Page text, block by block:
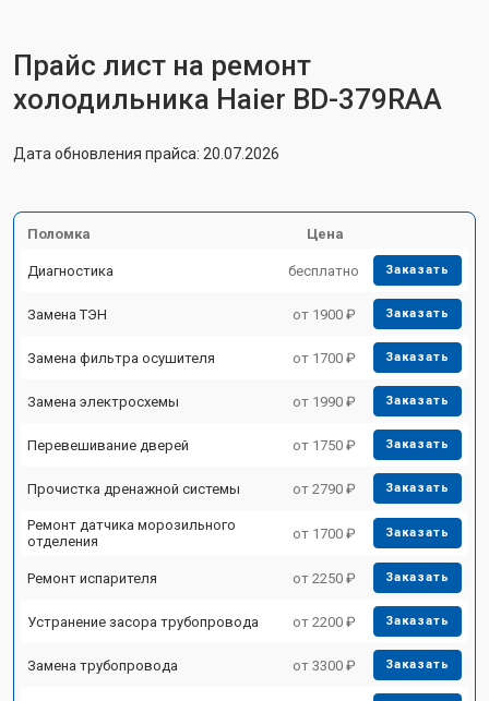
Прайс лист на ремонт
холодильника Haier BD-379RAA
Дата обновления прайса: 20.07.2026
Поломка Цена
Диагностика бесплатно Заказать
Замена ТЭН от 1900 ₽ Заказать
Замена фильтра осушителя от 1700 ₽ Заказать
Замена электросхемы от 1990 ₽ Заказать
Перевешивание дверей от 1750 ₽ Заказать
Прочистка дренажной системы от 2790 ₽ Заказать
Ремонт датчика морозильного
отделения
от 1700 ₽ Заказать
Ремонт испарителя от 2250 ₽ Заказать
Устранение засора трубопровода от 2200 ₽ Заказать
Замена трубопровода от 3300 ₽ Заказать